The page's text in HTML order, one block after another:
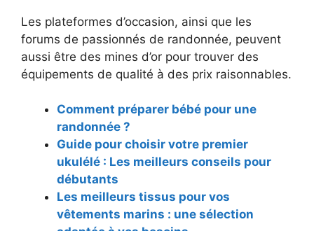
Les plateformes d’occasion, ainsi que les
forums de passionnés de randonnée, peuvent
aussi être des mines d’or pour trouver des
équipements de qualité à des prix raisonnables.
Comment préparer bébé pour une
randonnée ?
Guide pour choisir votre premier
ukulélé : Les meilleurs conseils pour
débutants
Les meilleurs tissus pour vos
vêtements marins : une sélection